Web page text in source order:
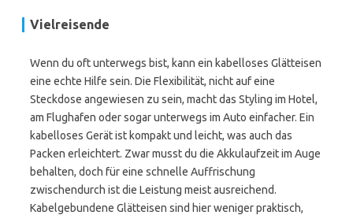
Vielreisende
Wenn du oft unterwegs bist, kann ein kabelloses Glätteisen
eine echte Hilfe sein. Die Flexibilität, nicht auf eine
Steckdose angewiesen zu sein, macht das Styling im Hotel,
am Flughafen oder sogar unterwegs im Auto einfacher. Ein
kabelloses Gerät ist kompakt und leicht, was auch das
Packen erleichtert. Zwar musst du die Akkulaufzeit im Auge
behalten, doch für eine schnelle Auffrischung
zwischendurch ist die Leistung meist ausreichend.
Kabelgebundene Glätteisen sind hier weniger praktisch,